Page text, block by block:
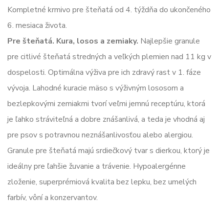
Kompletné krmivo pre šteňatá od 4. týždňa do ukončeného
6. mesiaca života.
Pre šteňatá. Kura, losos a zemiaky. Najlepšie granule
pre citlivé šteňatá stredných a veľkých plemien nad 11 kg v
dospelosti. Optimálna výživa pre ich zdravý rast v 1. fáze
vývoja. Lahodné kuracie mäso s výživným lososom a
bezlepkovými zemiakmi tvorí veľmi jemnú receptúru, ktorá
je ľahko stráviteľná a dobre znášanlivá, a teda je vhodná aj
pre psov s potravnou neznášanlivosťou alebo alergiou.
Granule pre šteňatá majú srdiečkový tvar s dierkou, ktorý je
ideálny pre ľahšie žuvanie a trávenie. Hypoalergénne
zloženie, superprémiová kvalita bez lepku, bez umelých
farbív, vôní a konzervantov.